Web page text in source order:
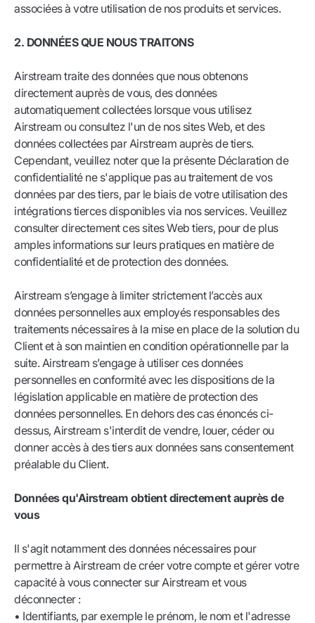
associées à votre utilisation de nos produits et services.
2. DONNÉES QUE NOUS TRAITONS
Airstream traite des données que nous obtenons
directement auprès de vous, des données
automatiquement collectées lorsque vous utilisez
Airstream ou consultez l'un de nos sites Web, et des
données collectées par Airstream auprès de tiers.
Cependant, veuillez noter que la présente Déclaration de
confidentialité ne s'applique pas au traitement de vos
données par des tiers, par le biais de votre utilisation des
intégrations tierces disponibles via nos services. Veuillez
consulter directement ces sites Web tiers, pour de plus
amples informations sur leurs pratiques en matière de
confidentialité et de protection des données.
Airstream s’engage à limiter strictement l’accès aux
données personnelles aux employés responsables des
traitements nécessaires à la mise en place de la solution du
Client et à son maintien en condition opérationnelle par la
suite. Airstream s’engage à utiliser ces données
personnelles en conformité avec les dispositions de la
législation applicable en matière de protection des
données personnelles. En dehors des cas énoncés ci-
dessus, Airstream s'interdit de vendre, louer, céder ou
donner accès à des tiers aux données sans consentement
préalable du Client.
Données qu'Airstream obtient directement auprès de
vous
Il s'agit notamment des données nécessaires pour
permettre à Airstream de créer votre compte et gérer votre
capacité à vous connecter sur Airstream et vous
déconnecter :
• Identifiants, par exemple le prénom, le nom et l'adresse